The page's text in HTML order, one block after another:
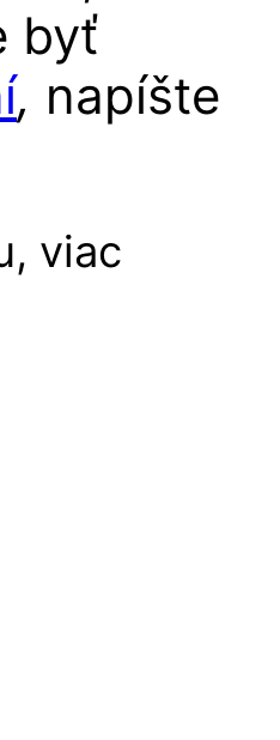
byť
, napíšte
viac